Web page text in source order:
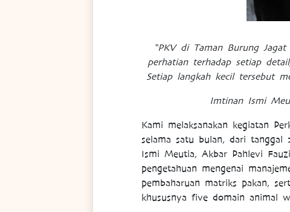
“PKV di Taman Burung
perhatian terhadap setiap
Setiap langkah kecil tersebut
Imtinan Ismi
Kami melaksanakan kegiatan
selama satu bulan, dari tanggal
Ismi Meutia, Akbar Pahlevi
pengetahuan mengenai
pembaharuan matriks pakan,
khususnya five domain animal